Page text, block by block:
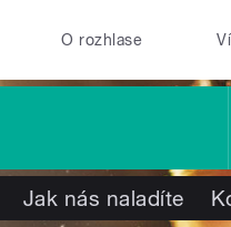
O rozhlase
Jak nás naladíte